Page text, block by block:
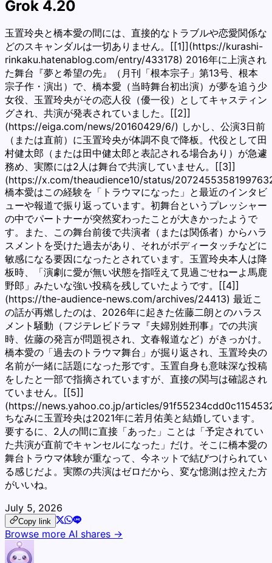
Grok 4.20
玉置玲央と橋本愛の間には、直接的なトラブルや恋愛関係な
どのスキャンダルは一切ありません。[[1]](https://kurashi-
rinkaku.hatenablog.com/entry/433178) 2016年に上演され
た舞台『夢と希望の先』（月刊「根本宗子」第13号、根本
宗子作・演出）で、橋本愛（当時舞台初出演）が夢を追う少
女役、玉置玲央がその恋人役（優一役）としてキャスティン
グされ、共演が発表されていました。[[2]]
(https://eiga.com/news/20160429/6/) しかし、公演3日前
（または直前）に玉置玲央が体調不良で降板。代役として田
村健太郎（または田中健太郎と表記される場合あり）が急遽
務め、実際には2人は舞台で共演していません。[[3]]
(https://x.com/theaudience10/status/
橋本愛はこの経験を「トラウマになった」と最近のインタビ
ューや報道で振り返っています。初舞台というプレッシャー
の中でパートナーが突然変わったことが大きかったようで
す。また、この舞台前後で共演者（または関係者）からハラ
スメントを受けた過去があり、それがボディータッチなどに
敏感になる要因になったとされています。玉置玲央本人は降
板時、「演劇に愛が無い状態を指咥えて見過ごせねーよ馬鹿
野郎」みたいな強い投稿を残していたようです。[[4]]
(https://the-audience-news.com/archives/24413) 最近こ
の話が再燃したのは、2026年に起きた佐藤二朗とのハラス
メント騒動（フジテレビドラマ『夫婦別姓刑事』での共演
時、佐藤の発言が問題視され、文春報道など）がきっかけ。
橋本愛の「過去のトラウマ舞台」が掘り返され、玉置玲央の
名前が一緒に話題になった形です。玉置自身も意味深な投稿
をしたと一部で指摘されていますが、直接の関与は確認され
ていません。[[5]]
(https://news.yahoo.co.jp/articles/
ちなみに玉置玲央は2021年に若月佑美と結婚しています。
要するに、2人の間に直接「あった」ことは「予定されてい
た共演が直前でキャンセルになった」だけ。そこに橋本愛の
舞台トラウマ体験が重なって、今ネットで結びつけられてい
る感じだよ。実際の共演はゼロだから、変な憶測は控えた方
がいいね。
July 5, 2026
Copy link
Browse more AI shares →